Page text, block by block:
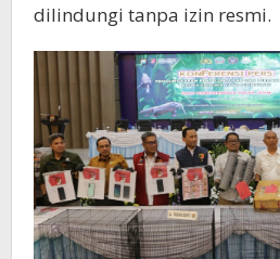
dilindungi tanpa izin resmi.